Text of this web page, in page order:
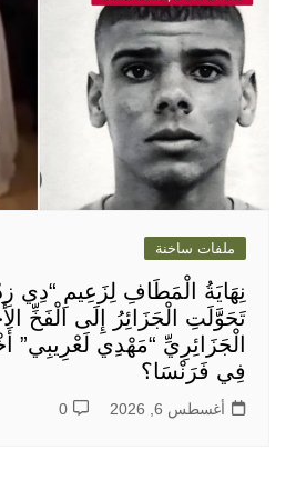
ملفات ساخنة
نِهَايَةُ الْمَطَافِ لِزَعِيمِ “دِي
تَحَوَّلَتِ الْجَزَائِرُ إِلَى الْفَخِّ
الْجَزَائِرِيِّ “مَهْدِي لَعْرِيبِي”
فِي فَرَنْسَا؟
أغسطس 6, 2026 0